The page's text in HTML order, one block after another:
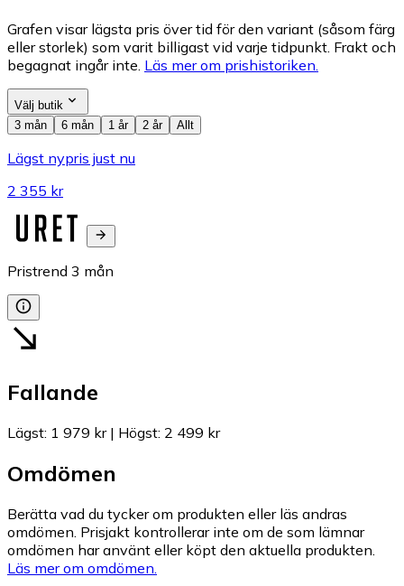
Grafen visar lägsta pris över tid för den variant (såsom färg
eller storlek) som varit billigast vid varje tidpunkt. Frakt och
begagnat ingår inte. Läs mer om prishistoriken.
Välj butik
3 mån
6 mån 1 år 2 år Allt
Lägst nypris just nu
2 355 kr
Pristrend 3 mån
Fallande
Lägst: 1 979 kr| Högst: 2 499 kr
Omdömen
Berätta vad du tycker om produkten eller läs andras
omdömen. Prisjakt kontrollerar inte om de som lämnar
omdömen har använt eller köpt den aktuella produkten.
Läs mer om omdömen.